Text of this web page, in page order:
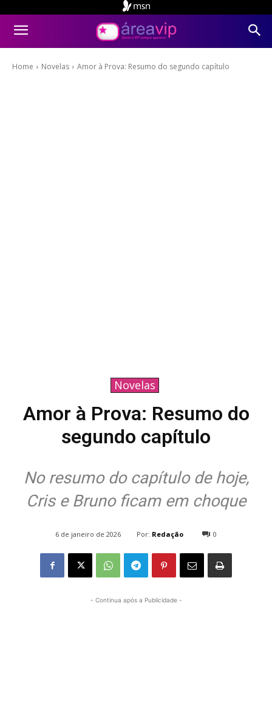
Home Novelas Amor à Prova: Resumo do segundo capítulo
Novelas
Amor à Prova: Resumo do
segundo capítulo
No resumo do capítulo de hoje,
Cris e Bruno ficam em choque
6 de janeiro de 2026 Por: Redação 0
- Continua após a Publicidade -